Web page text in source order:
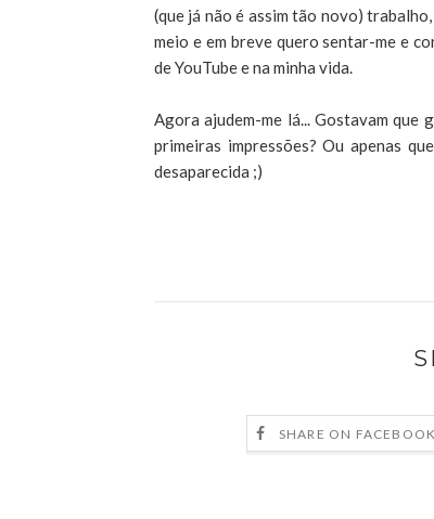
(que já não é assim tão novo)
meio e em breve quero sentar-me e
de YouTube e na minha vida.
Agora ajudem-me lá... Gostavam que
primeiras impressões? Ou apenas
desaparecida ;)
SHARE ON FACEBOOK